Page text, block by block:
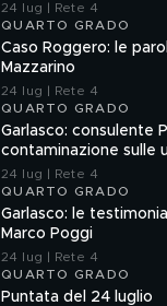
24 lug | Rete 4
QUARTO GRADO
Caso Roggero: le
Mazzarino
24 lug | Rete 4
QUARTO GRADO
Garlasco: consulente
contaminazione sulle
24 lug | Rete 4
QUARTO GRADO
Garlasco: le
Marco Poggi
24 lug | Rete 4
QUARTO GRADO
Puntata del 24 luglio